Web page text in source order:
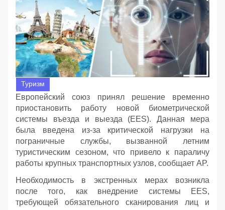
Туризм
Европейский союз принял решение временно
приостановить работу новой биометрической
системы въезда и выезда (EES). Данная мера
была введена из-за критической нагрузки на
пограничные службы, вызванной летним
туристическим сезоном, что привело к параличу
работы крупных транспортных узлов, сообщает AP.
Необходимость в экстренных мерах возникла
после того, как внедрение системы EES,
требующей обязательного сканирования лиц и